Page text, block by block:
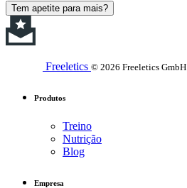
Tem apetite para mais?
Freeletics © 2026 Freeletics GmbH
Produtos
Treino
Nutrição
Blog
Empresa